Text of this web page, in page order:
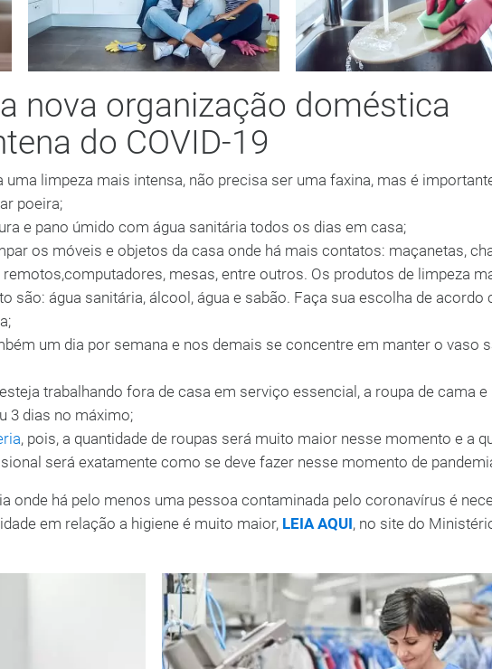
nova organização doméstica
do COVID-19
uma limpeza mais intensa, não precisa ser uma faxina, mas é
poeira;
e pano úmido com água sanitária todos os dias em casa;
os móveis e objetos da casa onde há mais contatos: maçanetas,
mesas, entre outros. Os produtos de limpeza
são: água sanitária, álcool, água e sabão. Faça sua escolha de acordo
um dia por semana e nos demais se concentre em manter o vaso
trabalhando fora de casa em serviço essencial, a roupa de cama e
3 dias no máximo;
, pois, a quantidade de roupas será muito maior nesse momento e a
será exatamente como se deve fazer nesse momento de
onde há pelo menos uma pessoa contaminada pelo coronavírus é
em relação a higiene é muito maior, LEIA AQUI, no site do